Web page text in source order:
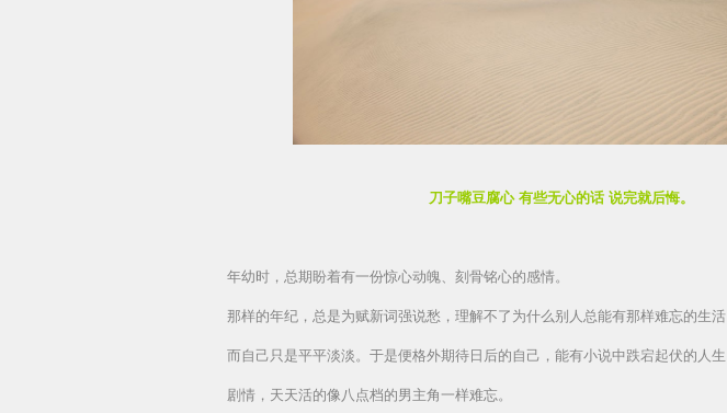
刀子嘴豆腐心 有些无心的话 说完就后悔。
年幼时，总期盼着有一份惊心动魄、刻骨铭心的感情。
那样的年纪，总是为赋新词强说愁，理解不了为什么别人总能有那样难忘的生活
而自己只是平平淡淡。 于是便格外期待日后的自己，能有小说中跌宕起伏的人生
剧情，天天活的像八点档的男主角一样难忘。